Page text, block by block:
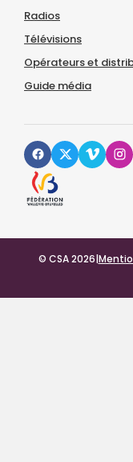
Radios
Télévisions
Opérateurs et
Guide média
© CSA 2026|